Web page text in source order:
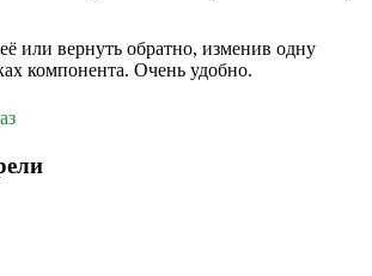
или вернуть обратно, изменив одну
компонента. Очень удобно.